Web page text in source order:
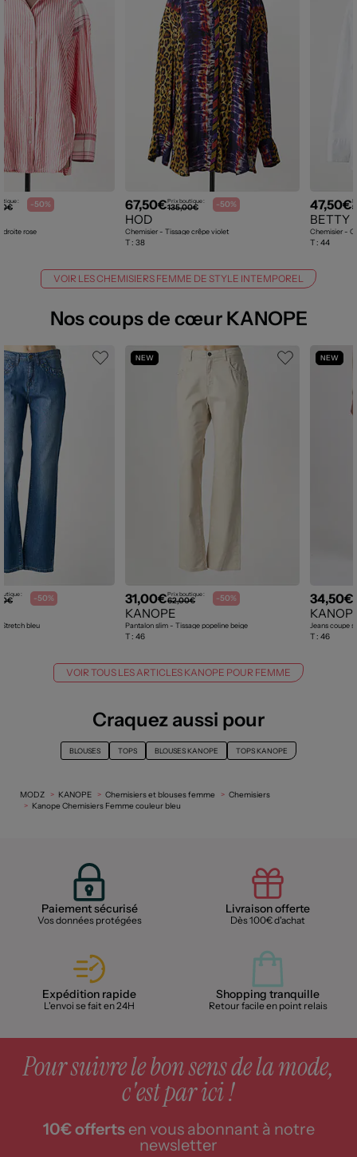
: -50%
droite rose
67,50€Prix boutique :
135,00€ -50%
HOD
Chemisier - Tissage crêpe violet
T : 38
47,50€
BETTY
Chemisier -
T : 44
VOIR LES CHEMISIERS FEMME DE STYLE INTEMPOREL
Nos coups de cœur KANOPE
: -50%
bleu
NEW
31,00€Prix boutique :
62,00€ -50%
KANOPE
Pantalon slim - Tissage popeline beige
T : 46
NEW
34,50€
Jeans coupe
T : 46
VOIR TOUS LES ARTICLES KANOPE POUR FEMME
Craquez aussi pour
BLOUSES TOPS BLOUSES KANOPE TOPS KANOPE
MODZ KANOPE Chemisiers et blouses femme
Chemisiers
Kanope Chemisiers Femme couleur bleu
Paiement sécurisé
Vos données protégées
Livraison offerte
Dès 100€ d'achat
Expédition rapide
L'envoi se fait en 24H
Shopping tranquille
Retour facile en point relais
Pour suivre le bon sens de la mode,
c'est par ici !
10€ offertsen vous abonnant à notre
newsletter